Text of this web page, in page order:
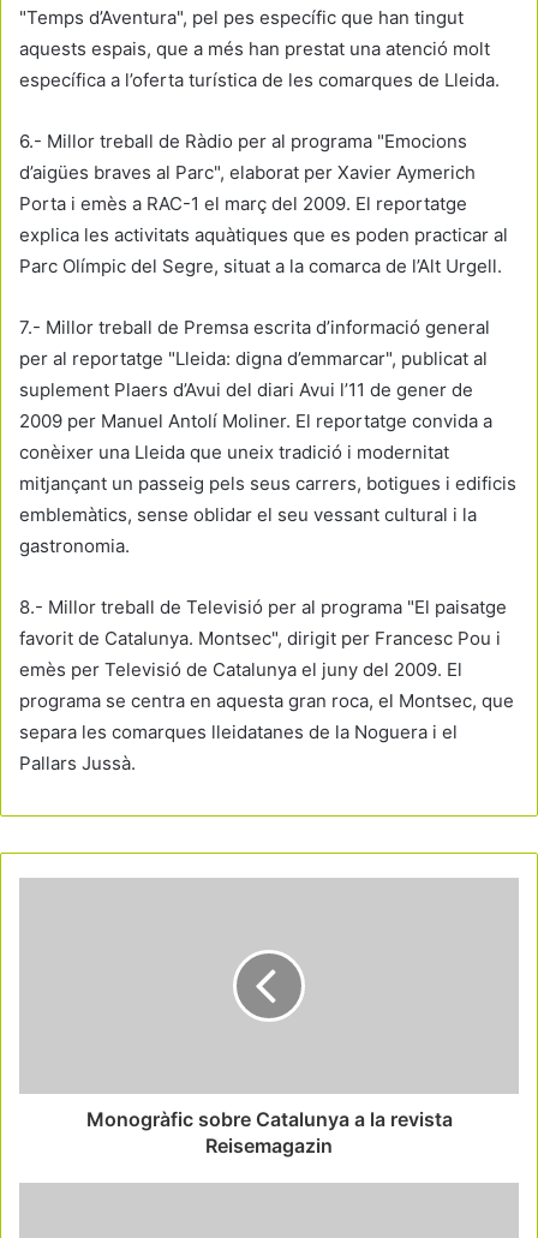
"Temps d’Aventura", pel pes específic que han tingut
aquests espais, que a més han prestat una atenció molt
específica a l’oferta turística de les comarques de Lleida.
6.- Millor treball de Ràdio per al programa "Emocions
d’aigües braves al Parc", elaborat per Xavier Aymerich
Porta i emès a RAC-1 el març del 2009. El reportatge
explica les activitats aquàtiques que es poden practicar al
Parc Olímpic del Segre, situat a la comarca de l’Alt Urgell.
7.- Millor treball de Premsa escrita d’informació general
per al reportatge "Lleida: digna d’emmarcar", publicat al
suplement Plaers d’Avui del diari Avui l’11 de gener de
2009 per Manuel Antolí Moliner. El reportatge convida a
conèixer una Lleida que uneix tradició i modernitat
mitjançant un passeig pels seus carrers, botigues i edificis
emblemàtics, sense oblidar el seu vessant cultural i la
gastronomia.
8.- Millor treball de Televisió per al programa "El paisatge
favorit de Catalunya. Montsec", dirigit per Francesc Pou i
emès per Televisió de Catalunya el juny del 2009. El
programa se centra en aquesta gran roca, el Montsec, que
separa les comarques lleidatanes de la Noguera i el
Pallars Jussà.
Monogràfic sobre Catalunya a la revista
Reisemagazin